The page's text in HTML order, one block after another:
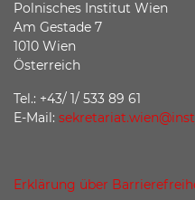
Polnisches Institut Wien
Am Gestade 7
1010 Wien
Österreich
Tel.: +43/ 1/ 533 89 61
E-Mail:
Erklärung über